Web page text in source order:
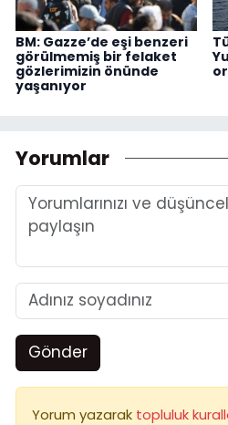
BM: Gazze’de eşi benzeri
görülmemiş bir felaket
gözlerimizin önünde
yaşanıyor
Yorumlar
Gönder
Yorum yazarak topluluk